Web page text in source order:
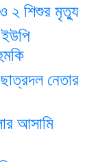
২ শিশুর মৃত্যু
নেতার
আসামি